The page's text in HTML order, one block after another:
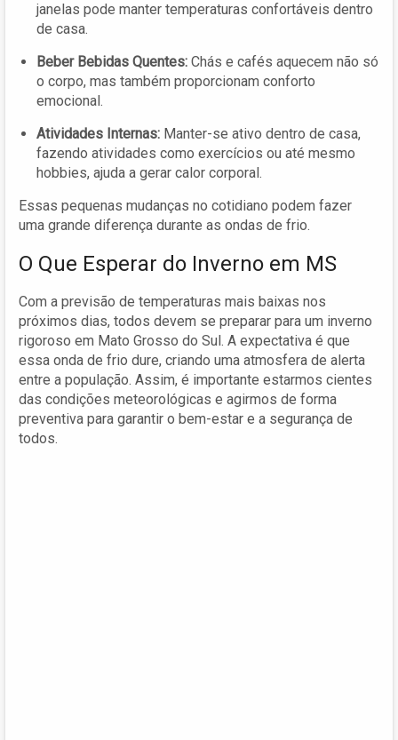
janelas pode manter temperaturas confortáveis dentro
de casa.
Beber Bebidas Quentes: Chás e cafés aquecem não só
o corpo, mas também proporcionam conforto
emocional.
Atividades Internas: Manter-se ativo dentro de casa,
fazendo atividades como exercícios ou até mesmo
hobbies, ajuda a gerar calor corporal.
Essas pequenas mudanças no cotidiano podem fazer
uma grande diferença durante as ondas de frio.
O Que Esperar do Inverno em MS
Com a previsão de temperaturas mais baixas nos
próximos dias, todos devem se preparar para um inverno
rigoroso em Mato Grosso do Sul. A expectativa é que
essa onda de frio dure, criando uma atmosfera de alerta
entre a população. Assim, é importante estarmos cientes
das condições meteorológicas e agirmos de forma
preventiva para garantir o bem-estar e a segurança de
todos.